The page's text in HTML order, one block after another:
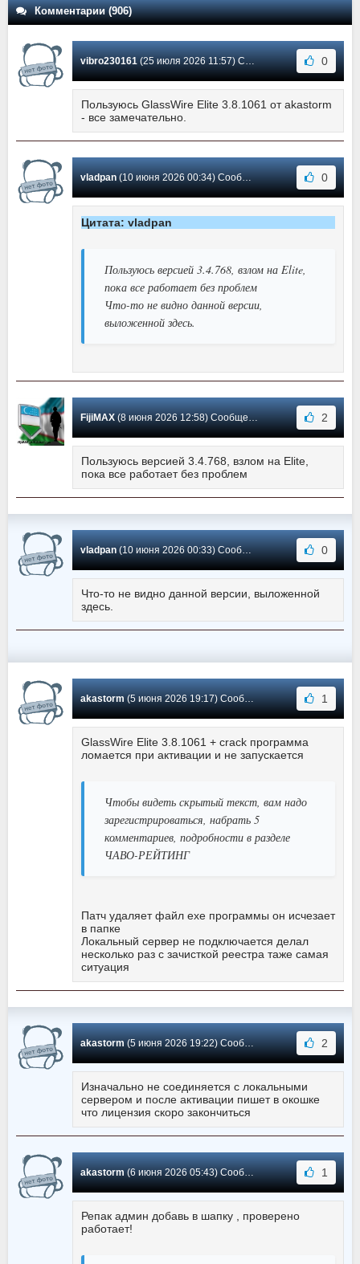
Комментарии (906)
vibro230161(25 июля 2026 11:57) Сообщение #760 0
Пользуюсь GlassWire Elite 3.8.1061 от akastorm
- все замечательно.
vladpan(10 июня 2026 00:34) Сообщение #759 0
Цитата: vladpan
Пользуюсь версией 3.4.768, взлом на Elite,
пока все работает без проблем
Что-то не видно данной версии,
выложенной здесь.
FijiMAX(8 июня 2026 12:58) Сообщение #758 2
Пользуюсь версией 3.4.768, взлом на Elite,
пока все работает без проблем
vladpan(10 июня 2026 00:33) Сообщение #757 0
Что-то не видно данной версии, выложенной
здесь.
akastorm(5 июня 2026 19:17) Сообщение #756 1
GlassWire Elite 3.8.1061 + crack программа
ломается при активации и не запускается
Чтобы видеть скрытый текст, вам надо
зарегистрироваться, набрать 5
комментариев, подробности в разделе
ЧАВО-РЕЙТИНГ
Патч удаляет файл exe программы он исчезает
в папке
Локальный сервер не подключается делал
несколько раз с зачисткой реестра таже самая
ситуация
akastorm(5 июня 2026 19:22) Сообщение #755 2
Изначально не соединяется с локальными
сервером и после активации пишет в окошке
что лицензия скоро закончиться
akastorm(6 июня 2026 05:43) Сообщение #754 1
Репак админ добавь в шапку , проверено
работает!